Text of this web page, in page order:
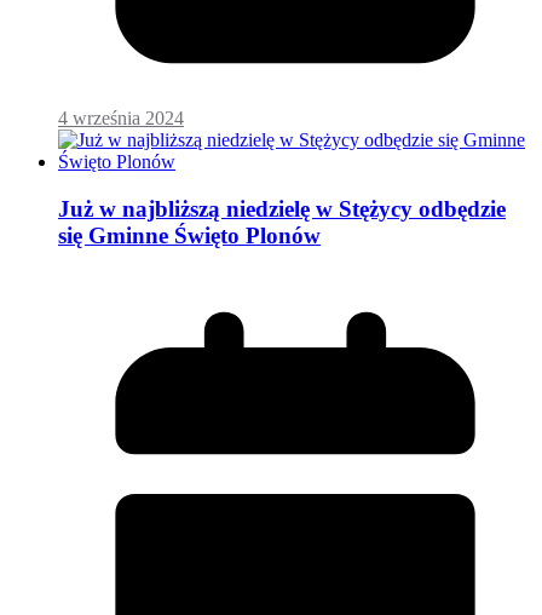
4 września 2024
Już w najbliższą niedzielę w Stężycy odbędzie
się Gminne Święto Plonów